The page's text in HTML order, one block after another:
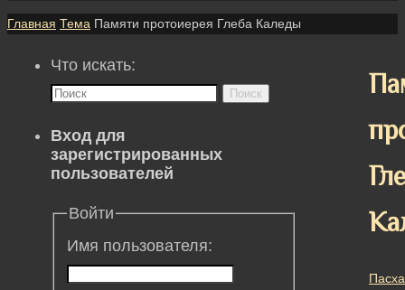
Главная Тема Памяти протоиерея Глеба Каледы
Пасха
Что искать:
Поиск
Вход для
зарегистрированных
пользователей
Войти
Имя пользователя: